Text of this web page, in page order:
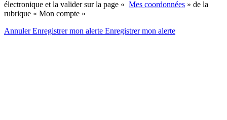
électronique et la valider sur la page « Mes coordonnées » de la
rubrique « Mon compte »
AnnulerEnregistrer mon alerte Enregistrermon alerte